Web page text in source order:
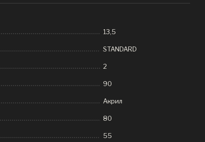
13,5
STANDARD
2
90
Акрил
80
55